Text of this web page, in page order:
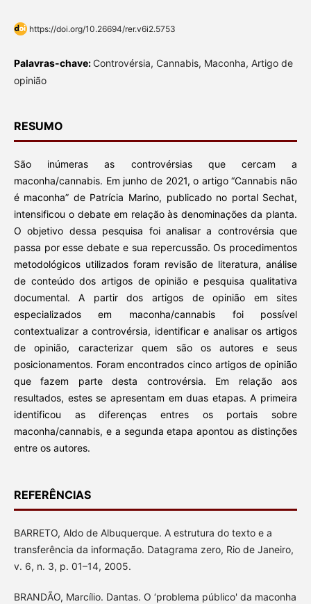
https://doi.org/10.26694/rer.v6i2.5753
Palavras-chave: Controvérsia, Cannabis, Maconha, Artigo de
opinião
RESUMO
São inúmeras as controvérsias que cercam a
maconha/cannabis. Em junho de 2021, o artigo “Cannabis não
é maconha” de Patrícia Marino, publicado no portal Sechat,
intensificou o debate em relação às denominações da planta.
O objetivo dessa pesquisa foi analisar a controvérsia que
passa por esse debate e sua repercussão. Os procedimentos
metodológicos utilizados foram revisão de literatura, análise
de conteúdo dos artigos de opinião e pesquisa qualitativa
documental. A partir dos artigos de opinião em sites
especializados em maconha/cannabis foi possível
contextualizar a controvérsia, identificar e analisar os artigos
de opinião, caracterizar quem são os autores e seus
posicionamentos. Foram encontrados cinco artigos de opinião
que fazem parte desta controvérsia. Em relação aos
resultados, estes se apresentam em duas etapas. A primeira
identificou as diferenças entres os portais sobre
maconha/cannabis, e a segunda etapa apontou as distinções
entre os autores.
REFERÊNCIAS
BARRETO, Aldo de Albuquerque. A estrutura do texto e a
transferência da informação. Datagrama zero, Rio de Janeiro,
v. 6, n. 3, p. 01–14, 2005.
BRANDÃO, Marcílio. Dantas. O ‘problema público' da maconha